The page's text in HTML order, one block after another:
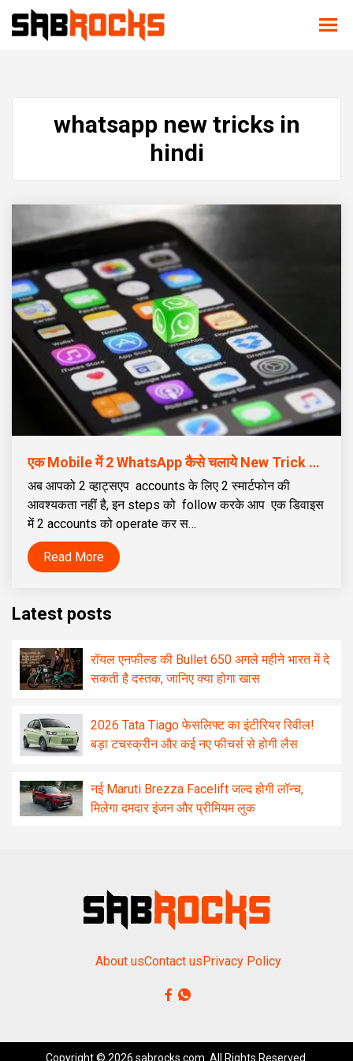
whatsapp new tricks in
hindi
एक Mobile में 2 WhatsApp कैसे चलाये New Trick 2021
अब आपको 2 व्हाट्सएप accounts के लिए 2 स्मार्टफोन की
आवश्यकता नहीं है, इन steps को follow करके आप एक डिवाइस
में 2 accounts को operate कर स…
Read More
Latest posts
रॉयल एनफील्ड की Bullet 650 अगले महीने भारत में दे
सकती है दस्तक, जानिए क्या होगा खास
2026 Tata Tiago फेसलिफ्ट का इंटीरियर रिवील!
बड़ा टचस्क्रीन और कई नए फीचर्स से होगी लैस
नई Maruti Brezza Facelift जल्द होगी लॉन्च,
मिलेगा दमदार इंजन और प्रीमियम लुक
About usContact usPrivacy Policy
Copyright © 2026 sabrocks.com. All Rights Reserved.